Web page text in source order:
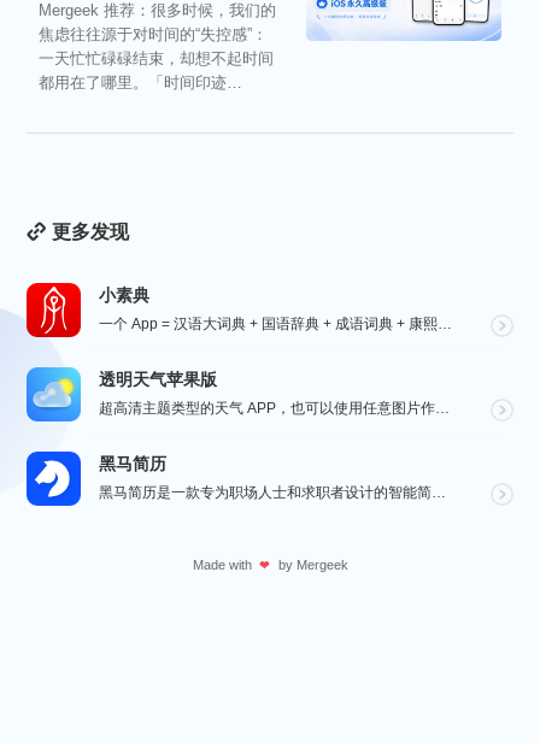
Mergeek 推荐：很多时候，我们的
焦虑往往源于对时间的“失控感”：
一天忙忙碌碌结束，却想不起时间
都用在了哪里。「时间印迹
更多发现
小素典
一个 App = 汉语大词典 + 国语辞典 + 成语词典 + 康熙字典 + 说文解字 + 六书通 +...
透明天气苹果版
超高清主题类型的天气 APP，也可以使用任意图片作为主题，全球任意维度的天气状况瞬间掌握，APP 还...
黑马简历
黑马简历是一款专为职场人士和求职者设计的智能简历助手，旨在帮助用户快速打造专业、高效的求职简历。通过...
Made with ❤ by Mergeek